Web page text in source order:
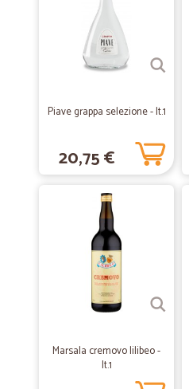
— Morena C.
Consegna nei tempi stabiliti
Unico neo il corriere che è stato
— Francesco M.
Consegna puntuale prodotti
Consegna puntuale prodotti come
—
Buongiorno, tanti prodotti di marca,
Piave grappa selezione - lt.1
20,75 €
Marsala cremovo lilibeo -
lt.1